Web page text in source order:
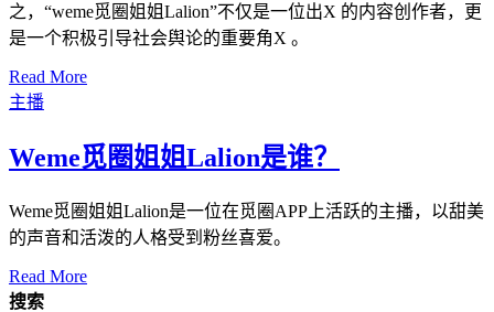
之，“weme觅圈姐姐Lalion”不仅是一位出X 的内容创作者，更
是一个积极引导社会舆论的重要角X 。
Read More
主播
Weme觅圈姐姐Lalion是谁？
Weme觅圈姐姐Lalion是一位在觅圈APP上活跃的主播，以甜美
的声音和活泼的人格受到粉丝喜爱。
Read More
搜索